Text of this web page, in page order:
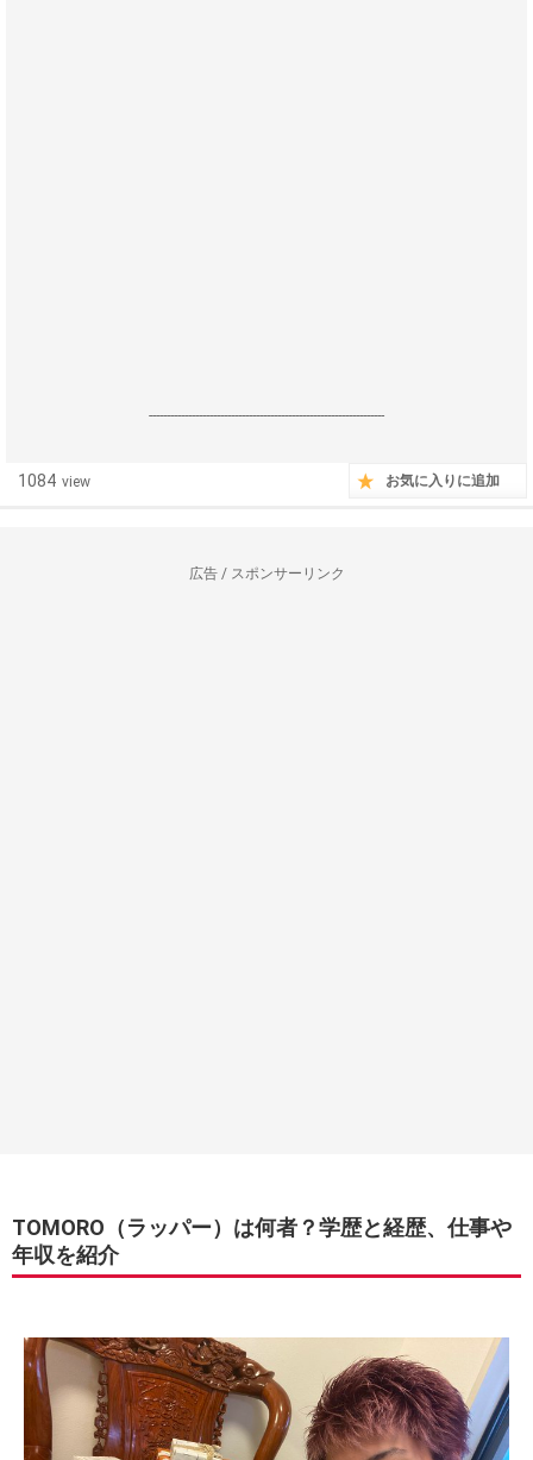
------------------------------------------------------------------
1084 view お気に入りに追加
広告 / スポンサーリンク
TOMORO（ラッパー）は何者？学歴と経歴、仕事や
年収を紹介